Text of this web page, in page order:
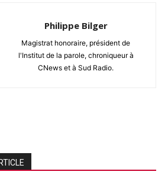
Philippe Bilger
Magistrat honoraire, président de
l'Institut de la parole, chroniqueur à
CNews et à Sud Radio.